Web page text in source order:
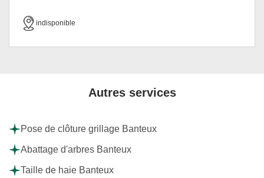
indisponible
Autres services
Pose de clôture grillage Banteux
Abattage d'arbres Banteux
Taille de haie Banteux